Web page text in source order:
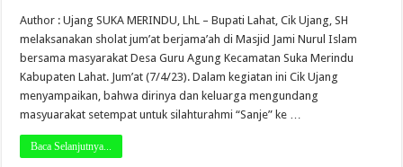
Author : Ujang SUKA MERINDU, LhL – Bupati Lahat, Cik Ujang, SH
melaksanakan sholat jum’at berjama’ah di Masjid Jami Nurul Islam
bersama masyarakat Desa Guru Agung Kecamatan Suka Merindu
Kabupaten Lahat. Jum’at (7/4/23). Dalam kegiatan ini Cik Ujang
menyampaikan, bahwa dirinya dan keluarga mengundang
masyuarakat setempat untuk silahturahmi “Sanje” ke …
Baca Selanjutnya...